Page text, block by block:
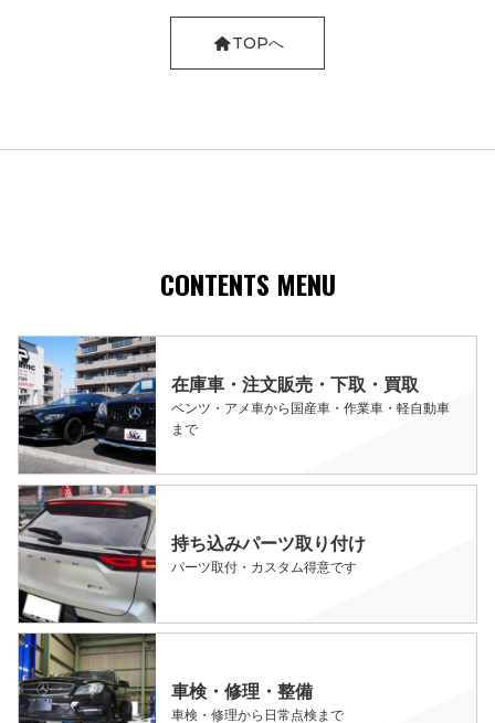
TOPへ
CONTENTS MENU
在庫車・注文販売・下取・買取
ベンツ・アメ車から国産車・作業車・軽自動車
まで
持ち込みパーツ取り付け
パーツ取付・カスタム得意です
車検・修理・整備
車検・修理から日常点検まで